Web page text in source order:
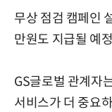
무상 점검 캠페인
만원도 지급될 예
GS글로벌 관계자
서비스가 더 중요